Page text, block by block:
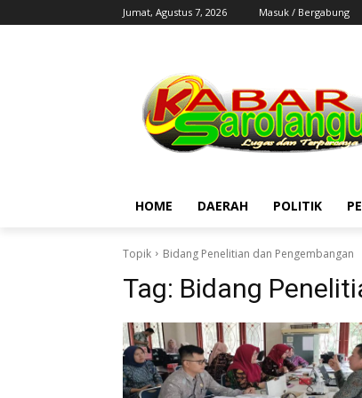
Jumat, Agustus 7, 2026 Masuk / Bergabung
HOME DAERAH POLITIK
Topik Bidang Penelitian dan Pengembangan
Tag: Bidang